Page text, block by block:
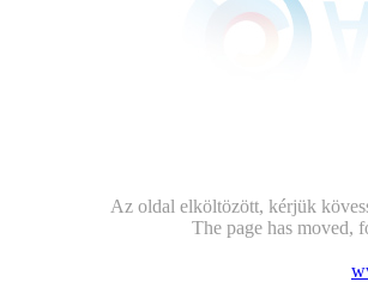
Az oldal elköltözött, kérjük
The page has moved,